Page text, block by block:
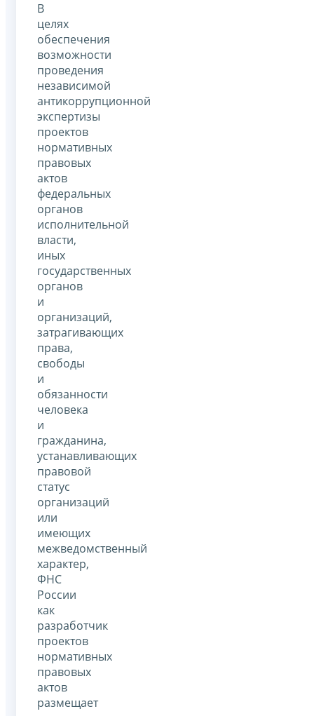
В
целях
обеспечения
возможности
проведения
независимой
антикоррупционной
экспертизы
проектов
нормативных
правовых
актов
федеральных
органов
исполнительной
власти,
иных
государственных
органов
и
организаций,
затрагивающих
права,
свободы
и
обязанности
человека
и
гражданина,
устанавливающих
правовой
статус
организаций
или
имеющих
межведомственный
характер,
ФНС
России
как
разработчик
проектов
нормативных
правовых
актов
размещает